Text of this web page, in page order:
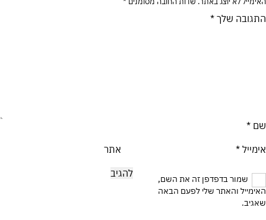
התגובה שלך *
שם *
אימייל * אתר
שמור בדפדפן זה את השם,
האימייל והאתר שלי לפעם הבאה
שאגיב.